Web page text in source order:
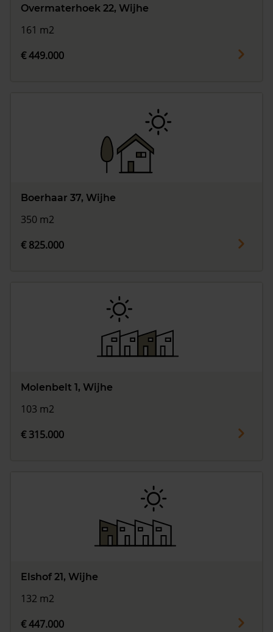
Overmaterhoek 22, Wijhe
161 m2
€ 449.000
Boerhaar 37, Wijhe
350 m2
€ 825.000
Molenbelt 1, Wijhe
103 m2
€ 315.000
Elshof 21, Wijhe
132 m2
€ 447.000